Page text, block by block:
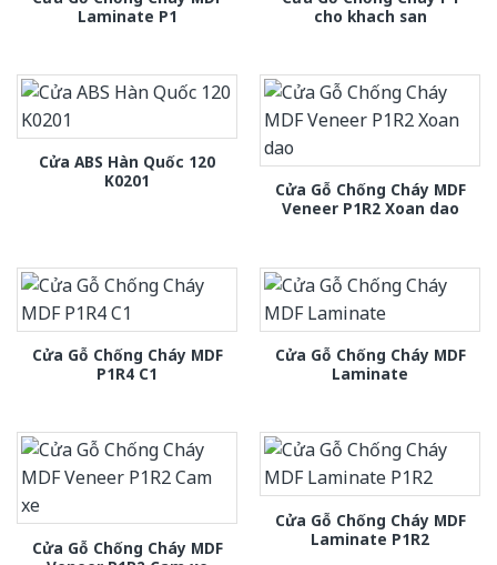
Laminate P1
cho khach san
Cửa ABS Hàn Quốc 120
K0201
Cửa Gỗ Chống Cháy MDF
Veneer P1R2 Xoan dao
Cửa Gỗ Chống Cháy MDF
P1R4 C1
Cửa Gỗ Chống Cháy MDF
Laminate
Cửa Gỗ Chống Cháy MDF
Cửa Gỗ Chống Cháy MDF
Laminate P1R2